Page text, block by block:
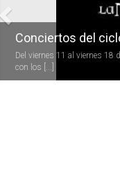
Conciertos del
Del viernes 11 al viernes 18
con los [...]